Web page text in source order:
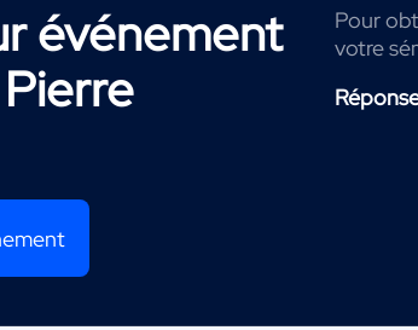
événement
Pierre
Pour
votre